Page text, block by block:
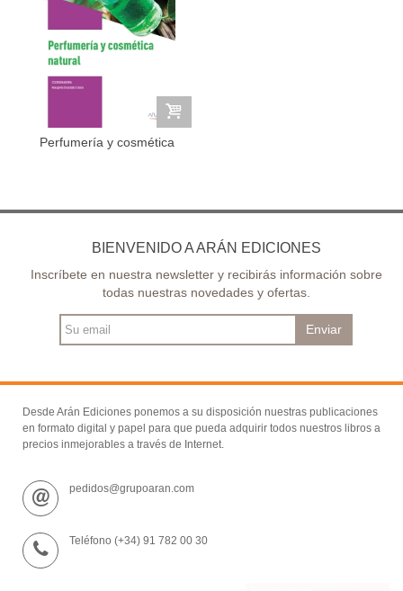
Perfumería y cosmética
BIENVENIDO A ARÁN EDICIONES
Inscríbete en nuestra newsletter y recibirás información sobre
todas nuestras novedades y ofertas.
Enviar
Desde Arán Ediciones ponemos a su disposición nuestras publicaciones
en formato digital y papel para que pueda adquirir todos nuestros libros a
precios inmejorables a través de Internet.
pedidos@grupoaran.com
Teléfono (+34) 91 782 00 30